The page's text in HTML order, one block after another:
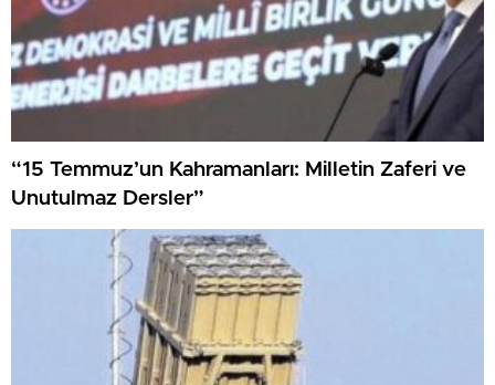
“15 Temmuz’un Kahramanları: Milletin Zaferi ve
Unutulmaz Dersler”